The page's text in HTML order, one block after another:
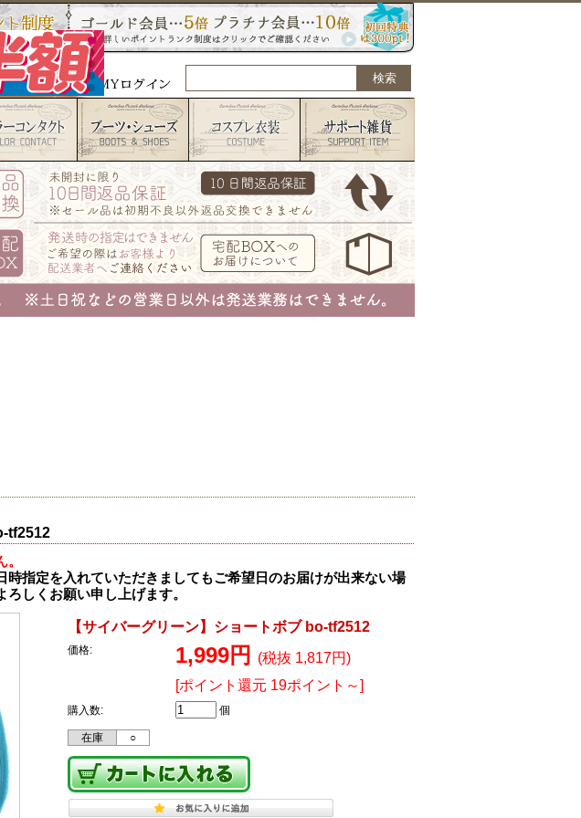
tf2512
時指定を入れていただきましてもご希望日のお届けが出来ない場
しくお願い申し上げます。
【サイバーグリーン】ショートボブ bo-tf2512
価格: 1,999円
(税抜 1,817円)
[ポイント還元 19ポイント～]
購入数: 個
在庫 ○